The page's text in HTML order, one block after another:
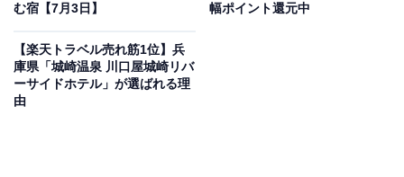
この宿泊施設のおすすめポイントは？
「盛岡つなぎ温泉 四季亭」は、平安時代末期から続く名
む宿【7月3日】
幅ポイント還元中
【楽天トラベル売れ筋1位】兵
庫県「城崎温泉 川口屋城崎リバ
ーサイドホテル」が選ばれる理
由